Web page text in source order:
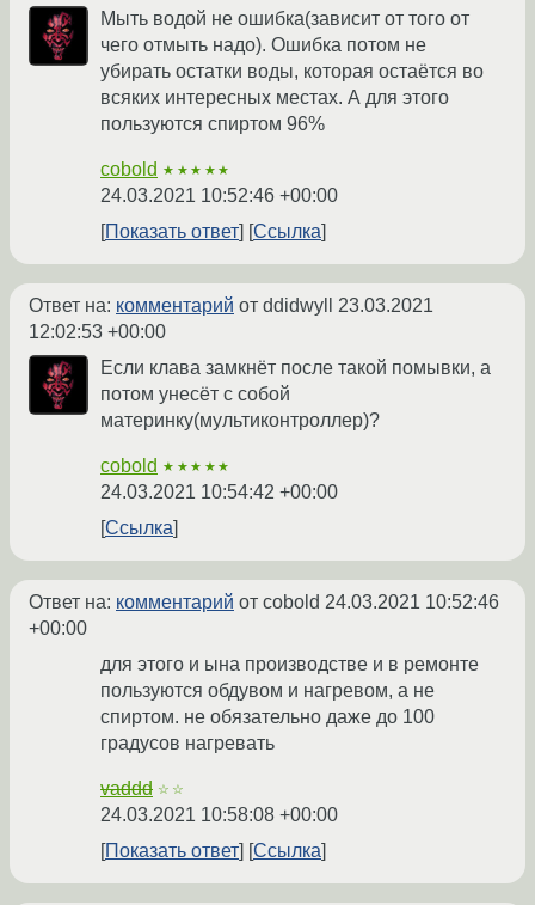
Мыть водой не ошибка(зависит от того от
чего отмыть надо). Ошибка потом не
убирать остатки воды, которая остаётся во
всяких интересных местах. А для этого
пользуются спиртом 96%
cobold ★★★★★
24.03.2021 10:52:46 +00:00
Показать ответ
Ссылка
Ответ на: комментарий от ddidwyll 23.03.2021
12:02:53 +00:00
Если клава замкнёт после такой помывки, а
потом унесёт с собой
материнку(мультиконтроллер)?
cobold ★★★★★
24.03.2021 10:54:42 +00:00
Ссылка
Ответ на: комментарий от cobold 24.03.2021 10:52:46
+00:00
для этого и ына производстве и в ремонте
пользуются обдувом и нагревом, а не
спиртом. не обязательно даже до 100
градусов нагревать
vaddd ☆☆
24.03.2021 10:58:08 +00:00
Показать ответ
Ссылка